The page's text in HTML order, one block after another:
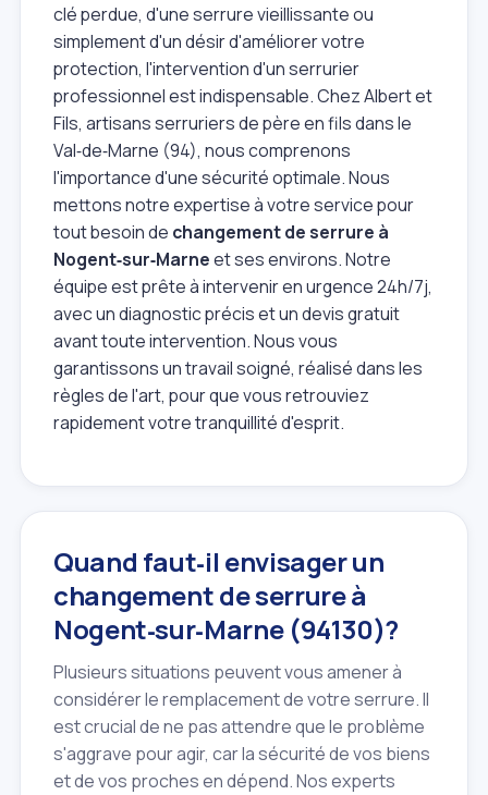
clé perdue, d'une serrure vieillissante ou
simplement d'un désir d'améliorer votre
protection, l'intervention d'un serrurier
professionnel est indispensable. Chez Albert et
Fils, artisans serruriers de père en fils dans le
Val‑de‑Marne (94), nous comprenons
l'importance d'une sécurité optimale. Nous
mettons notre expertise à votre service pour
tout besoin de changement de serrure à
Nogent‑sur‑Marneet ses environs. Notre
équipe est prête à intervenir en urgence 24h/7j,
avec un diagnostic précis et un devis gratuit
avant toute intervention. Nous vous
garantissons un travail soigné, réalisé dans les
règles de l'art, pour que vous retrouviez
rapidement votre tranquillité d'esprit.
Quand faut‑il envisager un
changement de serrure à
Nogent‑sur‑Marne (94130)?
Plusieurs situations peuvent vous amener à
considérer le remplacement de votre serrure. Il
est crucial de ne pas attendre que le problème
s'aggrave pour agir, car la sécurité de vos biens
et de vos proches en dépend. Nos experts